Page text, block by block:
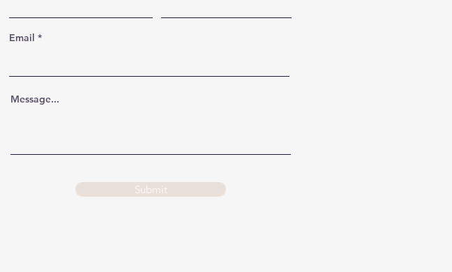
Email
Message...
Submit